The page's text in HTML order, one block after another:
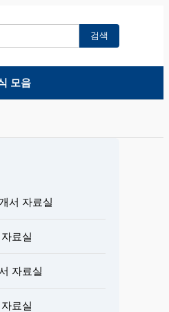
검색
모음
서 자료실
료실
자료실
료실